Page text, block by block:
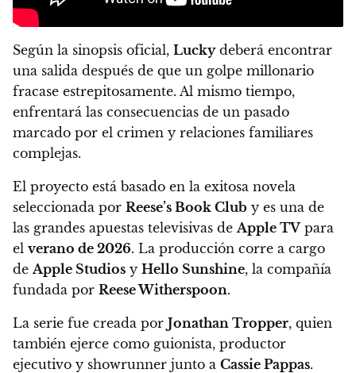
Según la sinopsis oficial, Luckydeberá encontrar
una salida después de que un golpe millonario
fracase estrepitosamente. Al mismo tiempo,
enfrentará las consecuencias de un pasado
marcado por el crimen y relaciones familiares
complejas.
El proyecto está basado en la exitosa novela
seleccionada por Reese’s Book Club y es una de
las grandes apuestas televisivas de Apple TVpara
el verano de 2026. La producción corre a cargo
de Apple Studios y Hello Sunshine, la compañía
fundada por Reese Witherspoon.
La serie fue creada por Jonathan Tropper, quien
también ejerce como guionista, productor
ejecutivo y showrunner junto a Cassie Pappas.